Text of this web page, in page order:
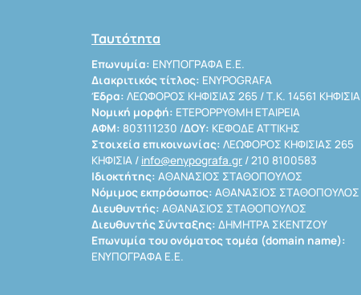
Ταυτότητα
Επωνυμία: ΕΝΥΠΟΓΡΑΦΑ Ε.Ε.
Διακριτικός τίτλος: ENYPOGRAFA
Έδρα: ΛΕΩΦΟΡΟΣ ΚΗΦΙΣΙΑΣ 265 / Τ.Κ. 14561 ΚΗΦΙΣΙΑ
Νομική μορφή: ΕΤΕΡΟΡΡΥΘΜΗ ΕΤΑΙΡΕΙΑ
ΑΦΜ: 803111230 /ΔΟΥ: ΚΕΦΟΔΕ ΑΤΤΙΚΗΣ
Στοιχεία επικοινωνίας: ΛΕΩΦΟΡΟΣ ΚΗΦΙΣΙΑΣ 265
ΚΗΦΙΣΙΑ / info@enypografa.gr / 210 8100583
Ιδιοκτήτης: ΑΘΑΝΑΣΙΟΣ ΣΤΑΘΟΠΟΥΛΟΣ
Νόμιμος εκπρόσωπος: ΑΘΑΝΑΣΙΟΣ ΣΤΑΘΟΠΟΥΛΟΣ
Διευθυντής: ΑΘΑΝΑΣΙΟΣ ΣΤΑΘΟΠΟΥΛΟΣ
Διευθυντής Σύνταξης: ΔΗΜΗΤΡΑ ΣΚΕΝΤΖΟΥ
Επωνυμία του ονόματος τομέα (domain name):
ΕΝΥΠΟΓΡΑΦΑ Ε.Ε.